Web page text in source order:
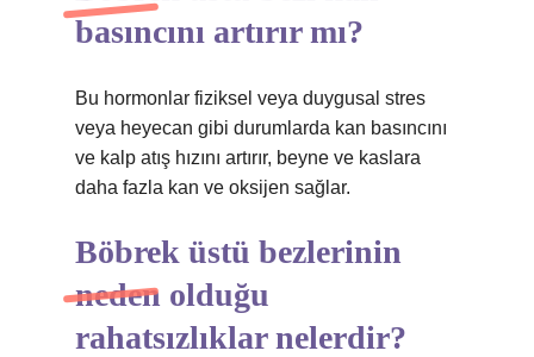
basıncını artırır mı?
Bu hormonlar fiziksel veya duygusal stres
veya heyecan gibi durumlarda kan basıncını
ve kalp atış hızını artırır, beyne ve kaslara
daha fazla kan ve oksijen sağlar.
Böbrek üstü bezlerinin
neden olduğu
rahatsızlıklar nelerdir?